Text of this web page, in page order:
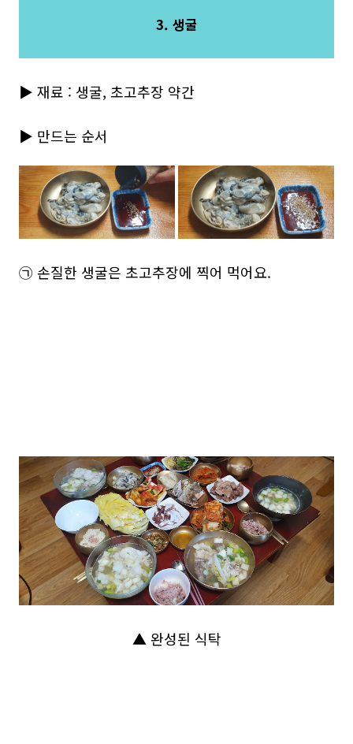
3. 생굴
▶ 재료 : 생굴, 초고추장 약간
▶ 만드는 순서
㉠ 손질한 생굴은 초고추장에 찍어 먹어요.
▲ 완성된 식탁